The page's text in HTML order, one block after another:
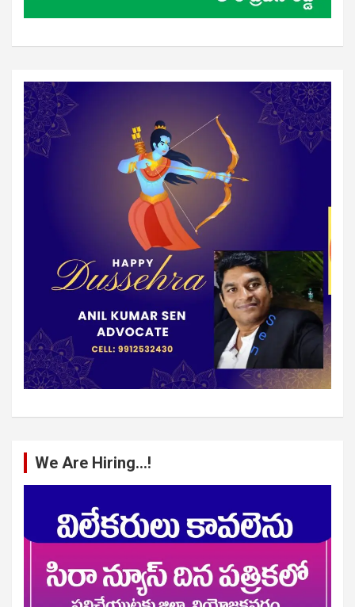
We Are Hiring…!